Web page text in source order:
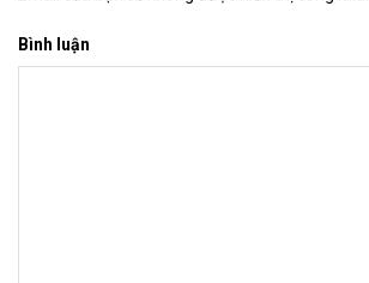
Bình luận